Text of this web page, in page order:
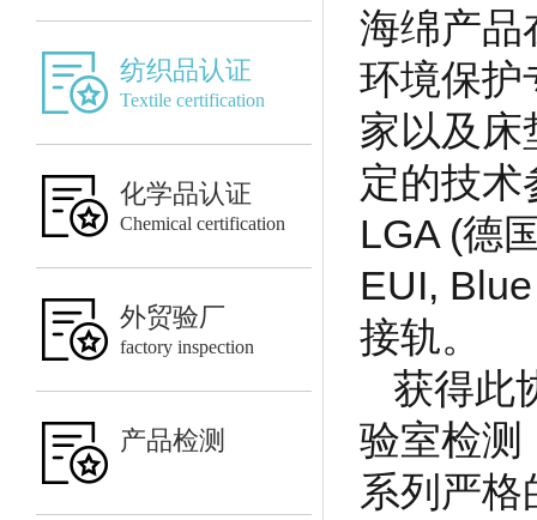
纺织品认证
Textile certification
化学品认证
Chemical certification
外贸验厂
factory inspection
产品检测
海绵产品
环境保护
家以及床
定的技术
LGA (德
EUI,
接轨。
获得此
验室检测
系列严格